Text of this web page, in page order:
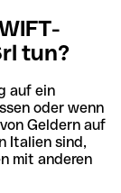
tun?
auf ein
oder wenn
Geldern auf
Italien sind,
mit anderen